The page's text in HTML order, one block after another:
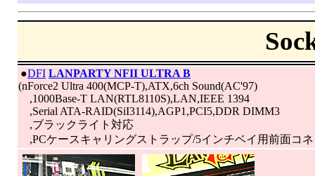
●DFI LANPARTY NFII ULTRA B
(nForce2 Ultra 400(MCP-T),ATX,6ch Sound(AC'97)
,1000Base-T LAN(RTL8110S),LAN,IEEE 1394
,Serial ATA-RAID(SiI3114),AGP1,PCI5,DDR DIMM3
,ブラックライト対応
,PCケースキャリングストラップ/5インチベイ用前面コ